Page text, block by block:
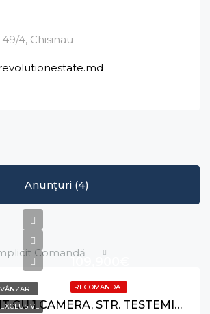
4, Chisinau
Anunțuri (4)
Comandă
RECOMANDAT
VÂNZARE
EXCLUSIVE
APARTAMENT CU 1 CAMERA, STR. TESTEMITANU, TELECENTRU